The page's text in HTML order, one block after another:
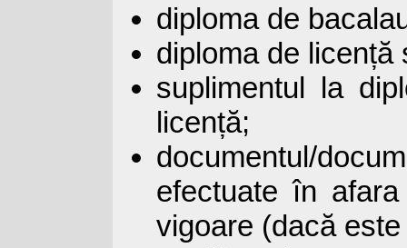
diploma de
diploma de licență
suplimentul la
licență;
documentul/
efectuate în
vigoare (dacă